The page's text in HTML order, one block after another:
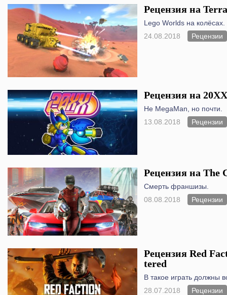
Рецензия на
Lego Worlds на колёсах.
24.08.2018
Рецензии
Рецензия на 20XX
Не MegaMan, но почти.
13.08.2018
Рецензии
Рецензия на The
Смерть франшизы.
08.08.2018
Рецензии
Рецензия Red
tered
В такое играть должны
28.07.2018
Рецензии